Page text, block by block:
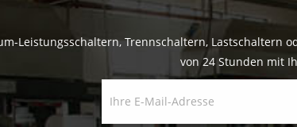
Leistungsschaltern, Trennschaltern,
von 24 Stunden mit